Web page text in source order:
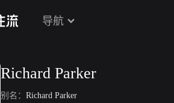
导航
Richard Parker
别名： Richard Parker